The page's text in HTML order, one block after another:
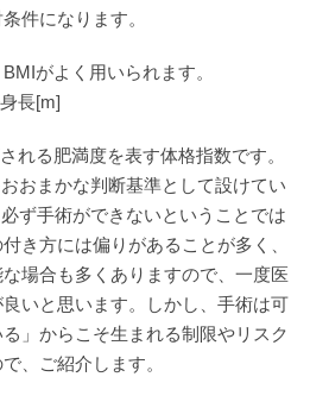
件になります。
がよく用いられます。
長[m]
れる肥満度を表す体格指数です。
おまかな判断基準として設けてい
ず手術ができないということでは
き方には偏りがあることが多く、
場合も多くありますので、一度医
いと思います。しかし、手術は可
」からこそ生まれる制限やリスク
、ご紹介します。